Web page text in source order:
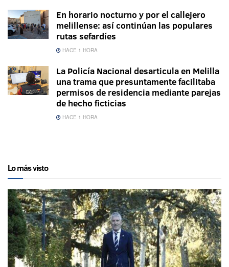
En horario nocturno y por el callejero
melillense: así continúan las populares
rutas sefardíes
HACE 1 HORA
La Policía Nacional desarticula en Melilla
una trama que presuntamente facilitaba
permisos de residencia mediante parejas
de hecho ficticias
HACE 1 HORA
Lo más visto